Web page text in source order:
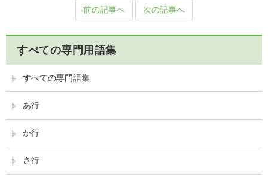
前の記事へ 次の記事へ
すべての専門用語集
すべての専門語集
あ行
か行
さ行